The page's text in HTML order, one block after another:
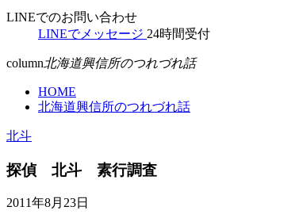
LINEでのお問い合わせ
LINEでメッセージ 24時間受付
column北海道興信所のつれづれ話
HOME
北海道興信所のつれづれ話
北斗
探偵 北斗 素行調査
2011年8月23日